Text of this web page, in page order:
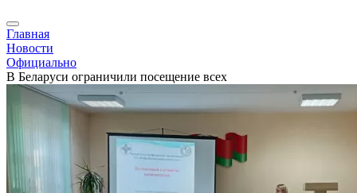
Главная
Новости
Официально
В Беларуси ограничили посещение всех